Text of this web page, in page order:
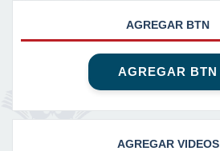
AGREGAR BTN
AGREGAR BTN
AGREGAR VIDEOS